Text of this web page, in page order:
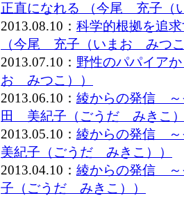
正直になれる （今尾 充子（
2013.08.10： 科学的根拠を追
（今尾 充子（いまお みつ
2013.07.10： 野性のパパイア
お みつこ））
2013.06.10： 綾からの発信 ～
田 美紀子（ごうだ みきこ
2013.05.10： 綾からの発信
美紀子（ごうだ みきこ））
2013.04.10： 綾からの発信
子（ごうだ みきこ））